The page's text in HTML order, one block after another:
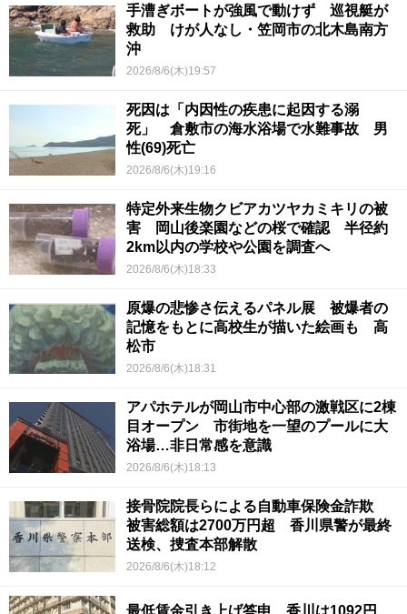
手漕ぎボートが強風で動けず 巡視艇が
救助 けが人なし・笠岡市の北木島南方
沖
2026/8/6(木)19:57
死因は「内因性の疾患に起因する溺
死」 倉敷市の海水浴場で水難事故 男
性(69)死亡
2026/8/6(木)19:16
特定外来生物クビアカツヤカミキリの被
害 岡山後楽園などの桜で確認 半径約
2km以内の学校や公園を調査へ
2026/8/6(木)18:33
原爆の悲惨さ伝えるパネル展 被爆者の
記憶をもとに高校生が描いた絵画も 高
松市
2026/8/6(木)18:31
アパホテルが岡山市中心部の激戦区に2棟
目オープン 市街地を一望のプールに大
浴場…非日常感を意識
2026/8/6(木)18:13
接骨院院長らによる自動車保険金詐欺
被害総額は2700万円超 香川県警が最終
送検、捜査本部解散
2026/8/6(木)18:12
最低賃金引き上げ答申 香川は1092円、